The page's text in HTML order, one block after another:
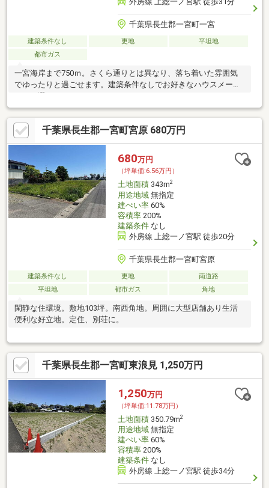
千葉県長生郡一宮町一宮
建築条件なし 更地
平坦地
都市ガス
一宮海岸まで750ｍ。さくら通りとは異なり、落ち着いた雰囲気
でゆったりと過ごせます。建築条件なしでお好きなハウスメーカ
千葉県長生郡一宮町宮原 680万円
680万円
（坪単価:6.56万円）
土地面積343m2
用途地域無指定
建ぺい率60%
容積率200%
建築条件なし
外房線 上総一ノ宮駅 徒歩20分
千葉県長生郡一宮町宮原
建築条件なし 更地
南道路
平坦地
都市ガス 角地
閑静な住環境。敷地103坪。南西角地。周囲に大型店舗あり生活
便利な好立地。定住、別荘に。
千葉県長生郡一宮町東浪見 1,250万円
1,250万円
（坪単価:11.78万円）
土地面積350.79m2
用途地域無指定
建ぺい率60%
容積率200%
建築条件なし
外房線 上総一ノ宮駅 徒歩34分